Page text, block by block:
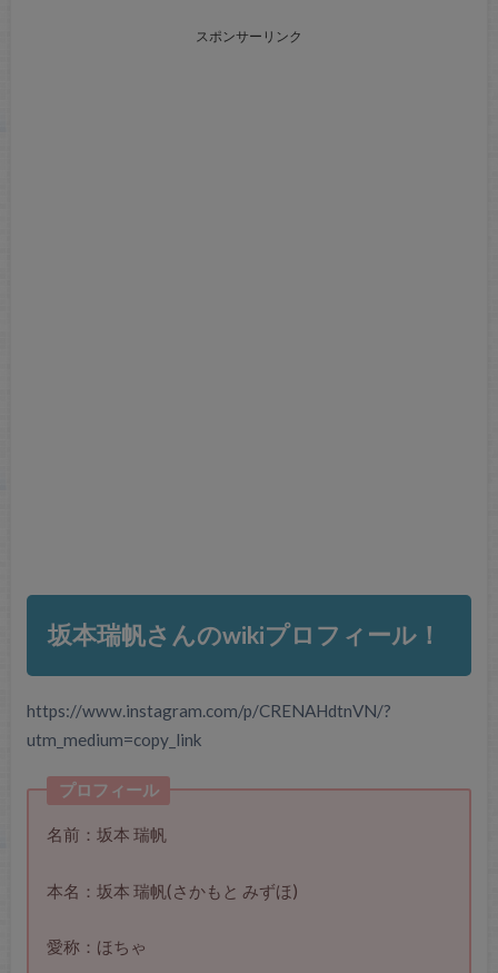
スポンサーリンク
坂本瑞帆さんのwikiプロフィール！
https://www.instagram.com/p/CRENAHdtnVN/?
utm_medium=copy_link
プロフィール
名前：坂本 瑞帆
本名：坂本 瑞帆(さかもと みずほ)
愛称：ほちゃ